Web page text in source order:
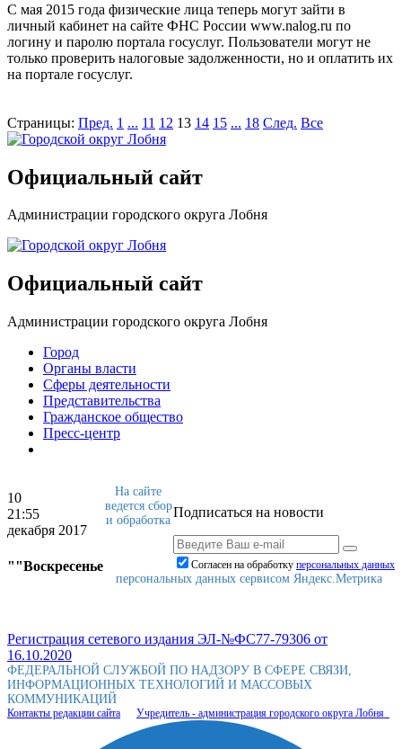
С мая 2015 года физические лица теперь могут зайти в
личный кабинет на сайте ФНС России www.nalog.ru по
логину и паролю портала госуслуг. Пользователи могут не
только проверить налоговые задолженности, но и оплатить их
на портале госуслуг.
Страницы: Пред. 1 ... 11 12 13 14 15 ... 18 След. Все
Официальный сайт
Администрации городского округа Лобня
Официальный сайт
Администрации городского округа Лобня
Город
Органы власти
Сферы деятельности
Представительства
Гражданское общество
Пресс-центр
10
21:55
декабря 2017
""Воскресенье
Подписаться на новости
Согласен на обработку персональныx данных
На сайте
ведется сбор
и обработка
персональных данных сервисом Яндекс.Метрика
Регистрация сетевого издания ЭЛ-№ФС77-79306 от
16.10.2020
ФЕДЕРАЛЬНОЙ СЛУЖБОЙ ПО НАДЗОРУ В СФЕРЕ СВЯЗИ,
ИНФОРМАЦИОННЫХ ТЕХНОЛОГИЙ И МАССОВЫХ
КОММУНИКАЦИЙ
Контакты редакции сайта Учредитель - администрация городского округа Лобня